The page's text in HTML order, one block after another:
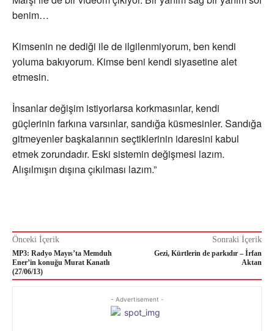
benim…
Kimsenin ne dediği ile de ilgilenmiyorum, ben kendi
yoluma bakıyorum. Kimse beni kendi siyasetine alet
etmesin.
İnsanlar değişim istiyorlarsa korkmasınlar, kendi
güçlerinin farkına varsınlar, sandığa küsmesinler. Sandığa
gitmeyenler başkalarının seçtiklerinin idaresini kabul
etmek zorundadır. Eski sistemin değişmesi lazım.
Alışılmışın dışına çıkılması lazım.”
Önceki İçerik
MP3: Radyo Mayıs’ta Memduh
Ener’in konuğu Murat Kanatlı
(27/06/13)
Sonraki İçerik
Gezi, Kürtlerin de parkıdır – İrfan
Aktan
- Advertisement -